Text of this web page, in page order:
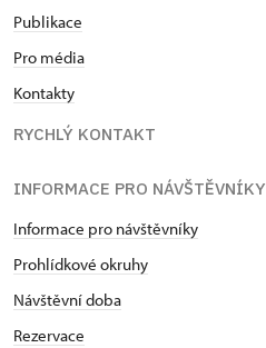
Publikace
Pro média
Kontakty
RYCHLÝ KONTAKT
INFORMACE PRO NÁVŠTĚVNÍKY
Informace pro návštěvníky
Prohlídkové okruhy
Návštěvní doba
Rezervace